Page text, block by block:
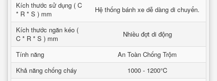
Kích thước sử dụng ( C
* R * S ) mm
Hệ thống bánh xe dễ dàng di chuyển.
Kích thước ngăn kéo (
C * R * S ) mm
Nhiều đợt di động
Tính năng
An Toàn Chống Trộm
Khả năng chống cháy
1000 - 1200°C